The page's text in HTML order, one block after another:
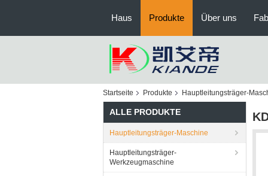
Haus Produkte Über uns
Startseite Produkte Hauptleitungsträger-
ALLE PRODUKTE
Hauptleitungsträger-Maschine
Hauptleitungsträger-
Werkzeugmaschine